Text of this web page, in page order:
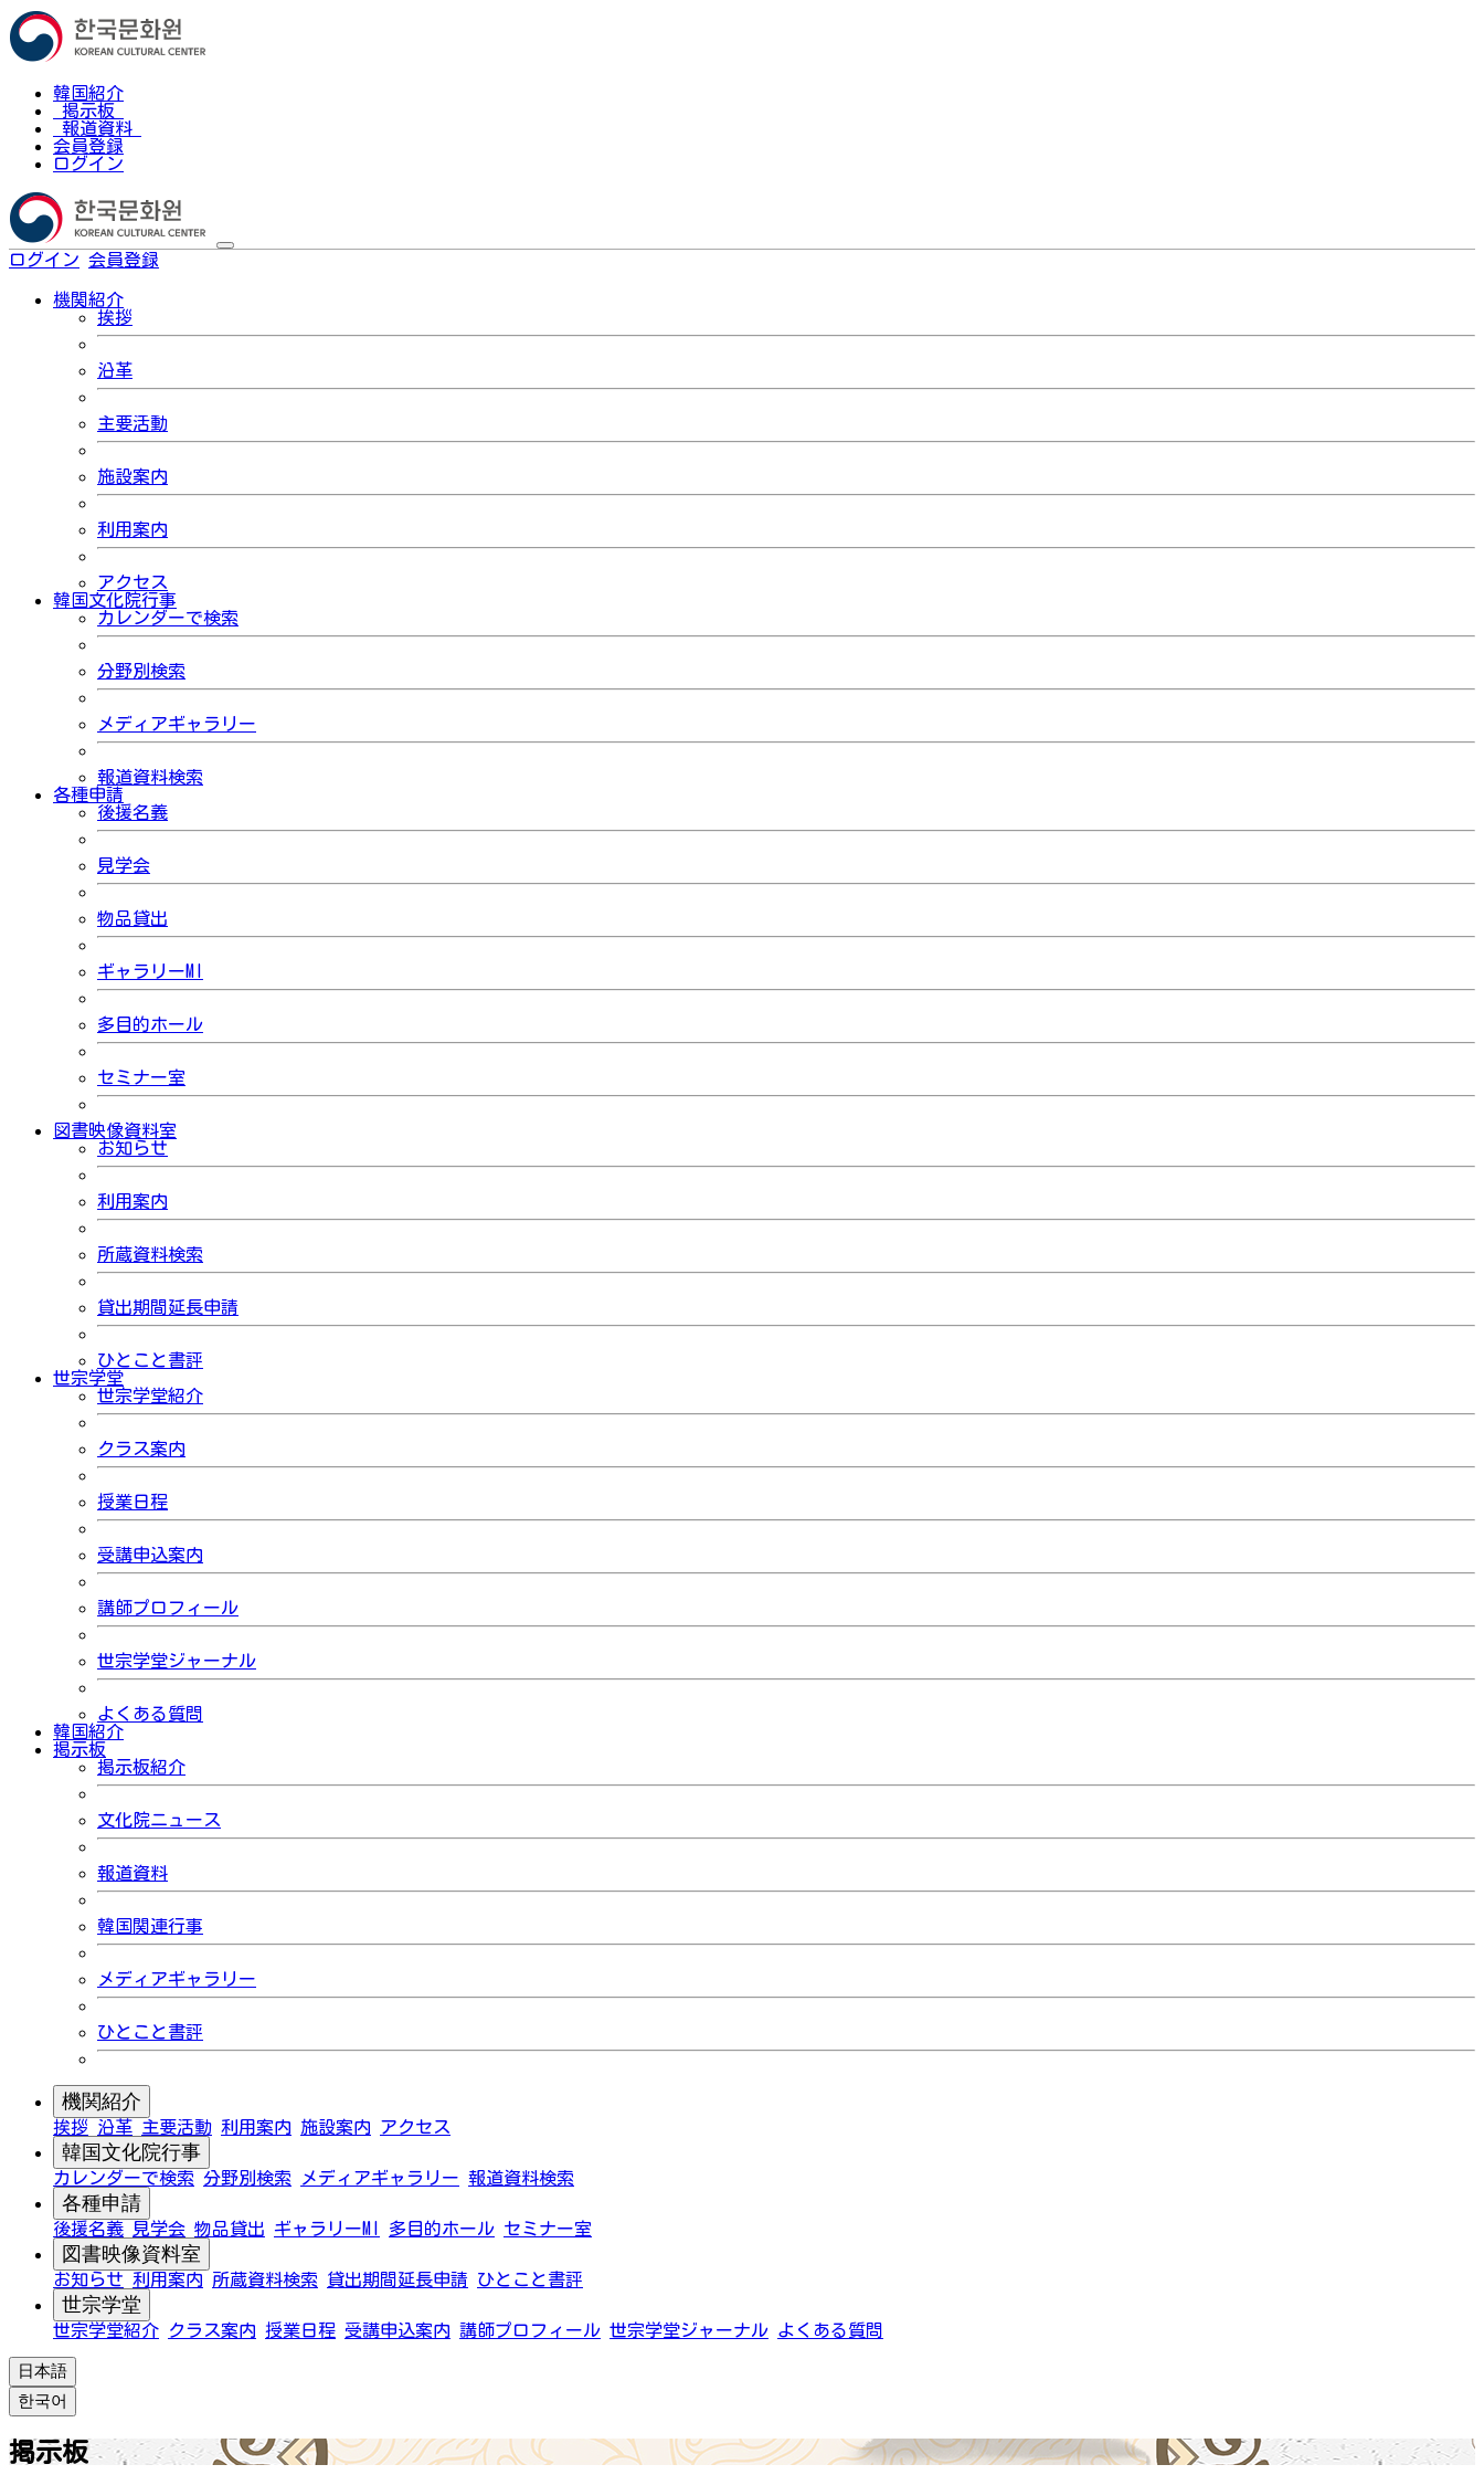
韓国紹介
掲示板
報道資料
会員登録
ログイン
ログイン 会員登録
機関紹介
挨拶
沿革
主要活動
施設案内
利用案内
アクセス
韓国文化院行事
カレンダーで検索
分野別検索
メディアギャラリー
報道資料検索
各種申請
後援名義
見学会
物品貸出
ギャラリーMI
多目的ホール
セミナー室
図書映像資料室
お知らせ
利用案内
所蔵資料検索
貸出期間延長申請
ひとこと書評
世宗学堂
世宗学堂紹介
クラス案内
授業日程
受講申込案内
講師プロフィール
世宗学堂ジャーナル
よくある質問
韓国紹介
掲示板
掲示板紹介
文化院ニュース
報道資料
韓国関連行事
メディアギャラリー
ひとこと書評
機関紹介
挨拶 沿革 主要活動 利用案内 施設案内 アクセス
韓国文化院行事
カレンダーで検索 分野別検索 メディアギャラリー 報道資料検索
各種申請
後援名義 見学会 物品貸出 ギャラリーMI 多目的ホール セミナー室
図書映像資料室
お知らせ 利用案内 所蔵資料検索 貸出期間延長申請 ひとこと書評
世宗学堂
世宗学堂紹介 クラス案内 授業日程 受講申込案内 講師プロフィール 世宗学堂ジャーナル よくある質問
日本語
한국어
掲示板